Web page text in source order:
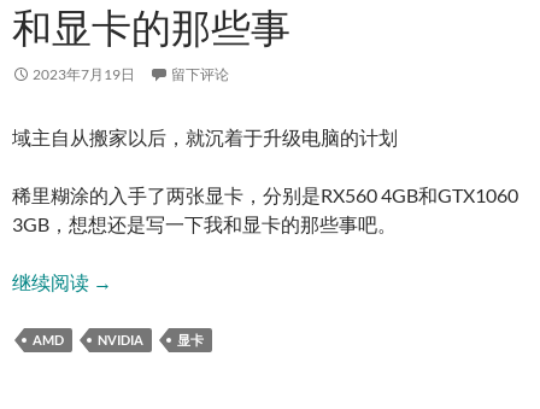
和显卡的那些事
2023年7月19日 留下评论
域主自从搬家以后，就沉着于升级电脑的计划
稀里糊涂的入手了两张显卡，分别是RX560 4GB和GTX1060
3GB，想想还是写一下我和显卡的那些事吧。
继续阅读和显卡的那些事
→
AMD NVIDIA 显卡